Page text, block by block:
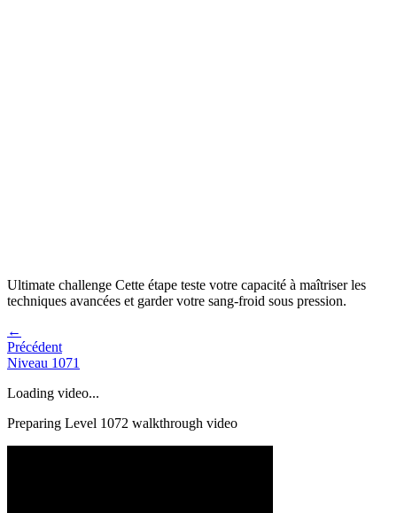
Ultimate challenge Cette étape teste votre capacité à maîtriser les
techniques avancées et garder votre sang-froid sous pression.
←
Précédent
Niveau 1071
Loading video...
Preparing Level 1072 walkthrough video